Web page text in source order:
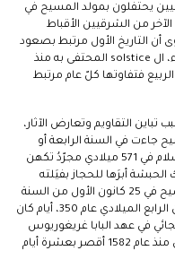
يحتفلون بمولد المسيح في
والبعض الآخر من الشرقيين الأقباط
7 كانون الثاني. يروى أن التاريخ الأول مرتبط بصعود
الشمس من أقصر النهارات في انقلاب الشتاء، ال solstice المحتفى به منذ
فتفاوتها كلّ عام مرتبط
تباين التقاويم وتعارض الآثار،
جاءت في السنة الرابعة أو
السادسة قبل الميلاد، وحتى عام مولد نبي الاسلام في 571 ميلادي مجرّدُ تكهن
الحبشة أبرَها للحجاز بفيَلته
واندحاره عند غضب الله. وإذا طغى ميلاد المسيح في 25 كانون الأول من السنة
الغريغورية عالمياً، تُرجَّح نشأته منتصفَ القرن الرابع الميلادي عام 350، أيام كان
في عهد البابا غريغوريوس
الـ13، بحيث صارت الرزنامة في الغرب المسيحي منذ عام 1582 أقصر بعشرة أيام